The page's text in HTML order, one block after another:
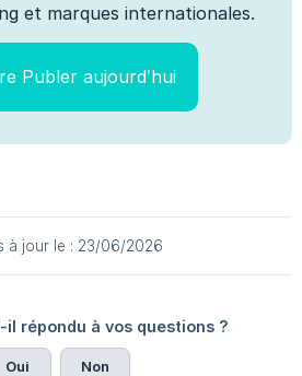
et marques internationales.
Publer aujourd’hui
à jour le : 23/06/2026
répondu à vos questions ?
Oui Non